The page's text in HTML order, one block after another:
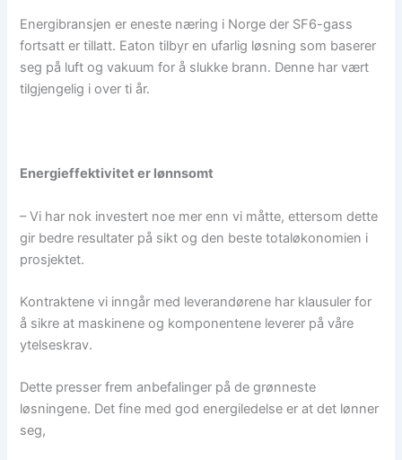
Energibransjen er eneste næring i Norge der SF6-gass
fortsatt er tillatt. Eaton tilbyr en ufarlig løsning som baserer
seg på luft og vakuum for å slukke brann. Denne har vært
tilgjengelig i over ti år.
Energieffektivitet er lønnsomt
– Vi har nok investert noe mer enn vi måtte, ettersom dette
gir bedre resultater på sikt og den beste totaløkonomien i
prosjektet.
Kontraktene vi inngår med leverandørene har klausuler for
å sikre at maskinene og komponentene leverer på våre
ytelseskrav.
Dette presser frem anbefalinger på de grønneste
løsningene. Det fine med god energiledelse er at det lønner
seg,